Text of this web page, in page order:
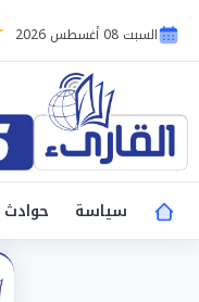
السبت 08 أغسطس 2026
سياسة
حوادث